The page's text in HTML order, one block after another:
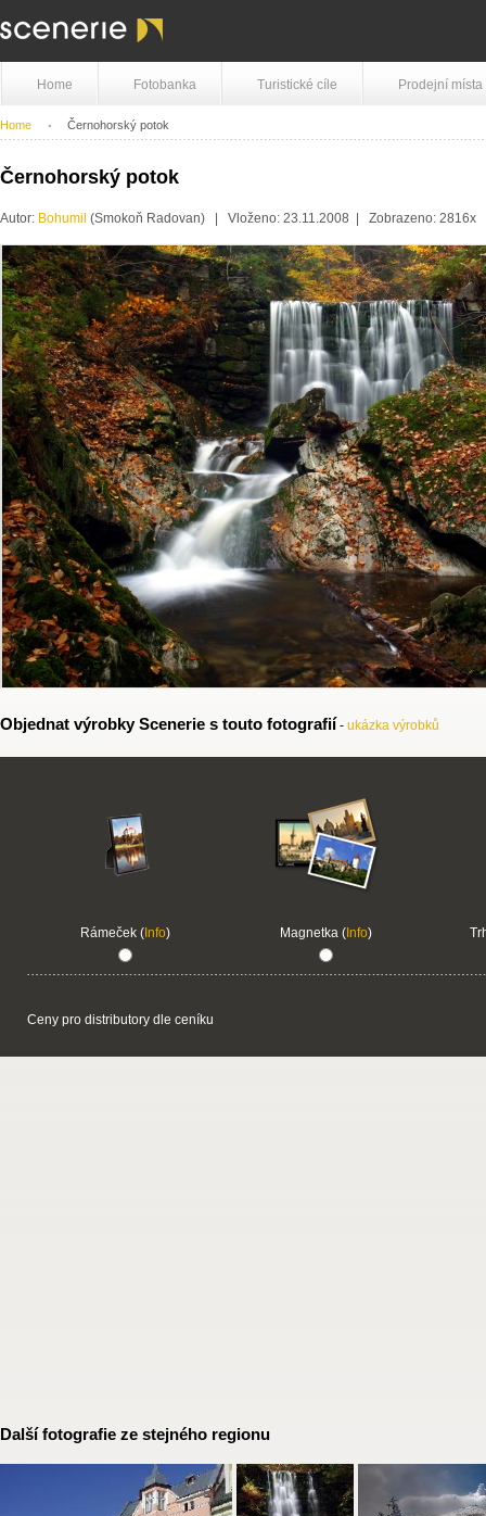
Home Fotobanka Turistické cíle Prodejní místa
Home Černohorský potok
Černohorský potok
Autor: Bohumil (Smokoň Radovan) | Vloženo: 23.11.2008 | Zobrazeno:
Objednat výrobky Scenerie s touto fotografií - ukázka výrobků
Rámeček (Info) Magnetka (Info)
Ceny pro distributory dle ceníku
Další fotografie ze stejného regionu